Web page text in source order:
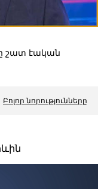
շատ էական
Բոլոր նորությունները